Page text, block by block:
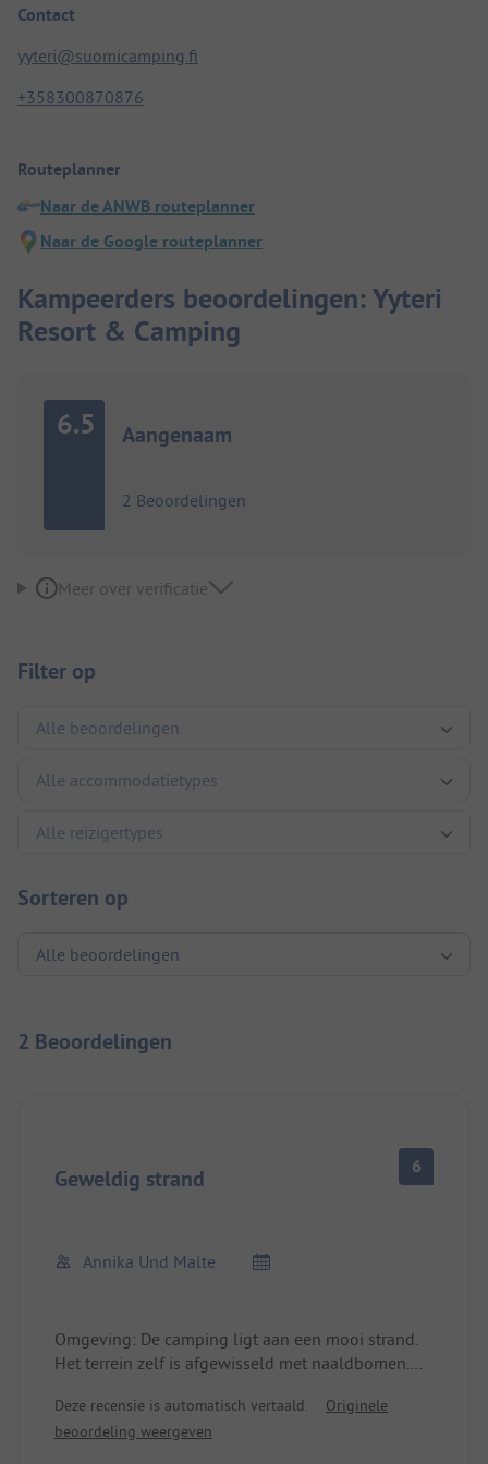
Contact
yyteri@suomicamping.fi
+358300870876
Routeplanner
Naar de ANWB routeplanner
Naar de Google routeplanner
Kampeerders beoordelingen: Yyteri
Resort & Camping
6.5 Aangenaam
2 Beoordelingen
Meer over verificatie
Filter op
Sorteren op
2 Beoordelingen
Geweldig strand 6
Annika Und Malte
Omgeving: De camping ligt aan een mooi strand.
Het terrein zelf is afgewisseld met naaldbomen.
staat op asfalt. +++ Activiteiten: Het strand nodigt
uit tot lange wandelingen. Er stond een stevige
Deze recensie is automatisch vertaald.
Originele
beoordeling weergeven